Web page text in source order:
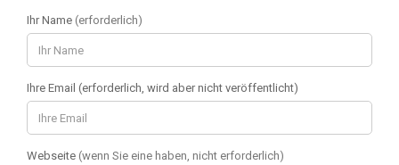
Ihr Name (erforderlich)
Ihre Email (erforderlich, wird aber nicht veröffentlicht)
Webseite (wenn Sie eine haben, nicht erforderlich)